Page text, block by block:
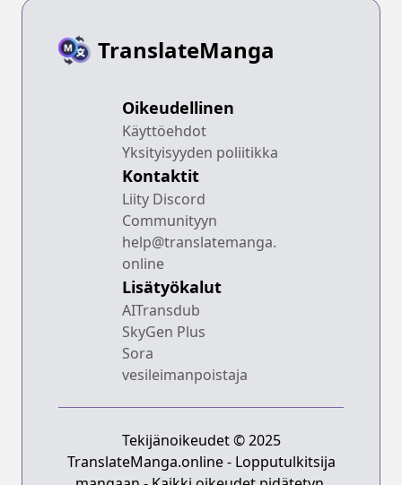
TranslateManga
Oikeudellinen
Käyttöehdot
Yksityisyyden poliitikka
Kontaktit
Liity Discord
Communityyn
help@translatemanga.
online
Lisätyökalut
AITransdub
SkyGen Plus
Sora
vesileimanpoistaja
Tekijänoikeudet © 2025
TranslateManga.online - Lopputulkitsija